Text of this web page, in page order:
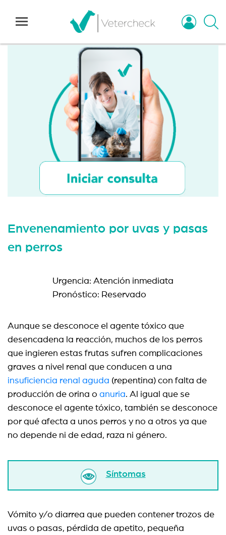
Envenenamiento por uvas y pasas
en perros
Urgencia: Atención inmediata
Pronóstico: Reservado
Aunque se desconoce el agente tóxico que
desencadena la reacción, muchos de los perros
que ingieren estas frutas sufren complicaciones
graves a nivel renal que conducen a una
insuficiencia renal aguda (repentina) con falta de
producción de orina o anuria. Al igual que se
desconoce el agente tóxico, también se desconoce
por qué afecta a unos perros y no a otros ya que
no depende ni de edad, raza ni género.
Síntomas
Vómito y/o diarrea que pueden contener trozos de
uvas o pasas, pérdida de apetito, pequeña